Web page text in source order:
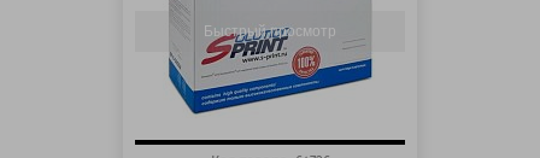
Быстрый просмотр